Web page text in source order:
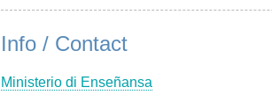
Info / Contact
Ministerio di Enseñansa